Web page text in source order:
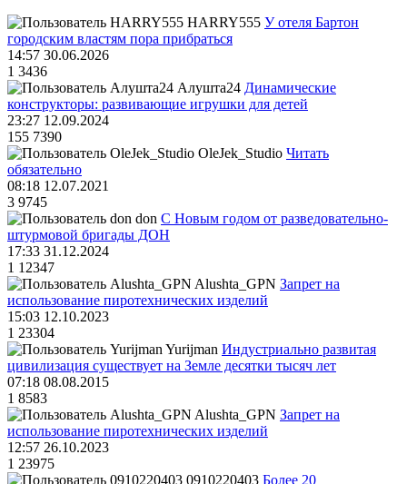
HARRY555 У отеля Бартон
городским властям пора прибраться
14:57 30.06.2026
1 3436
Алушта24 Динамические
конструкторы: развивающие игрушки для детей
23:27 12.09.2024
155 7390
OleJek_Studio Читать
обязательно
08:18 12.07.2021
3 9745
don С Новым годом от разведовательно-
штурмовой бригады ДОН
17:33 31.12.2024
1 12347
Alushta_GPN Запрет на
использование пиротехнических изделий
15:03 12.10.2023
1 23304
Yurijman Индустриально развитая
цивилизация существует на Земле десятки тысяч лет
07:18 08.08.2015
1 8583
Alushta_GPN Запрет на
использование пиротехнических изделий
12:57 26.10.2023
1 23975
0910220403 Более 20